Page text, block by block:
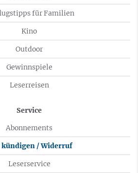
für Familien
Kino
Outdoor
Gewinnspiele
Leserreisen
Service
Abonnements
kündigen / Widerruf
Leserservice